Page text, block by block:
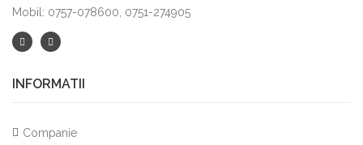
Mobil: 0757-078600, 0751-274905
INFORMATII
Companie